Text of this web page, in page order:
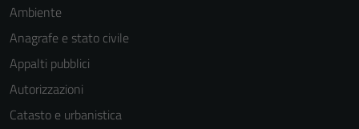
Ambiente
Anagrafe e stato civile
Appalti pubblici
Autorizzazioni
Catasto e urbanistica